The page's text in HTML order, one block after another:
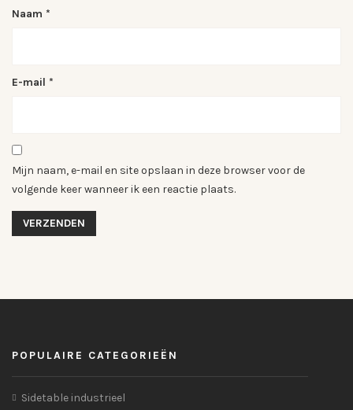
Naam *
E-mail *
Mijn naam, e-mail en site opslaan in deze browser voor de
volgende keer wanneer ik een reactie plaats.
POPULAIRE CATEGORIEËN
Sidetable industrieel